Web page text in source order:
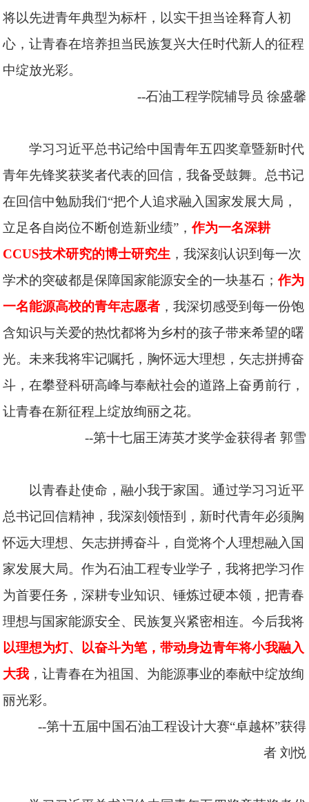
将以先进青年典型为标杆，以实干担当诠释育人初
心，让青春在培养担当民族复兴大任时代新人的征程
中绽放光彩。
--石油工程学院辅导员 徐盛馨
学习习近平总书记给中国青年五四奖章暨新时代
青年先锋奖获奖者代表的回信，我备受鼓舞。总书记
在回信中勉励我们“把个人追求融入国家发展大局，
立足各自岗位不断创造新业绩”，作为一名深耕
CCUS技术研究的博士研究生 ，我深刻认识到每一次
学术的突破都是保障国家能源安全的一块基石；作为
一名能源高校的青年志愿者 ，我深切感受到每一份饱
含知识与关爱的热忱都将为乡村的孩子带来希望的曙
光。未来我将牢记嘱托，胸怀远大理想，矢志拼搏奋
斗，在攀登科研高峰与奉献社会的道路上奋勇前行，
让青春在新征程上绽放绚丽之花。
--第十七届王涛英才奖学金获得者 郭雪
以青春赴使命，融小我于家国。通过学习习近平
总书记回信精神，我深刻领悟到，新时代青年必须胸
怀远大理想、矢志拼搏奋斗，自觉将个人理想融入国
家发展大局。作为石油工程专业学子，我将把学习作
为首要任务，深耕专业知识、锤炼过硬本领，把青春
理想与国家能源安全、民族复兴紧密相连。今后我将
以理想为灯、以奋斗为笔，带动身边青年将小我融入
大我 ，让青春在为祖国、为能源事业的奉献中绽放绚
丽光彩。
--第十五届中国石油工程设计大赛“卓越杯”获得
者 刘悦